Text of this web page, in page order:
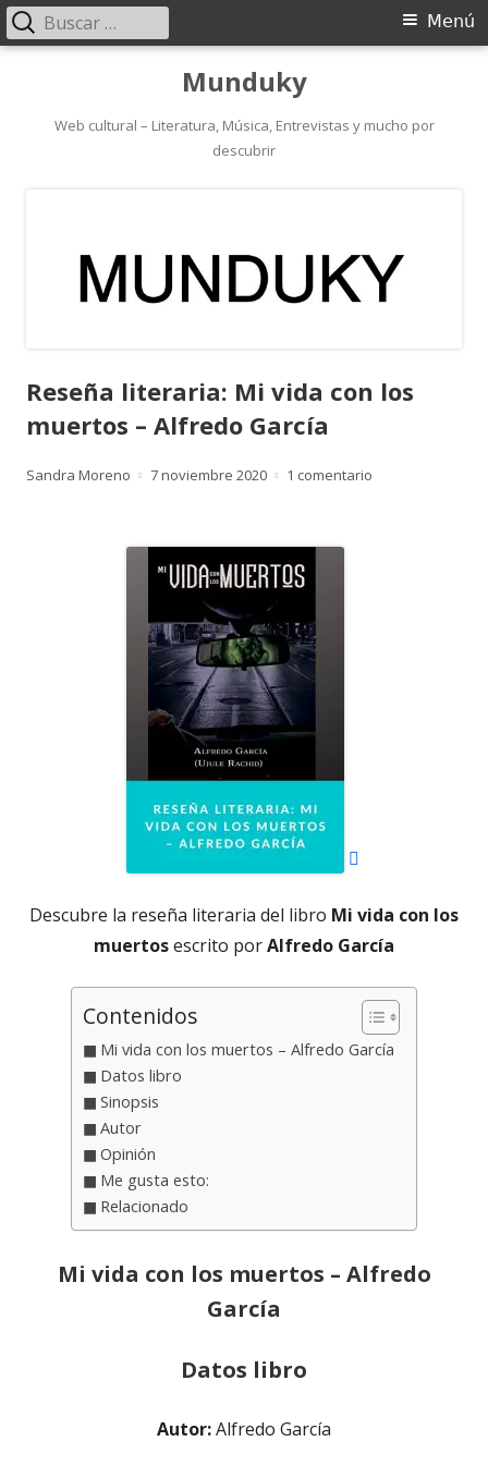
contenido
Munduky
Web cultural – Literatura, Música, Entrevistas y mucho por
descubrir
Menú
Menú
Buscar:
Reseña literaria: Mi vida con los
muertos – Alfredo García
Autor
Sandra Moreno
Publicado
7 noviembre 2020 1 comentario
Descubre la reseña literaria del libro Mi vida con los
muertosescrito porAlfredo García
Contenidos
Mi vida con los muertos – Alfredo García
Datos libro
Sinopsis
Autor
Opinión
Me gusta esto:
Relacionado
Mi vida con los muertos – Alfredo
García
Datos libro
Autor:Alfredo García